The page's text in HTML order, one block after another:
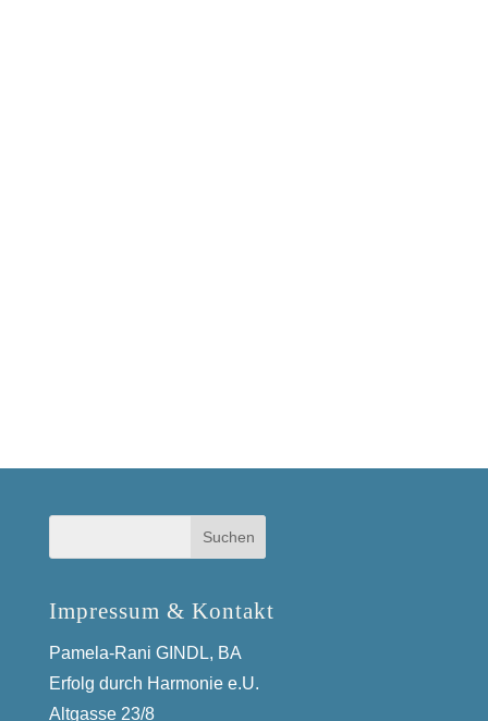
Impressum & Kontakt
Pamela-Rani GINDL, BA
Erfolg durch Harmonie e.U.
Altgasse 23/8